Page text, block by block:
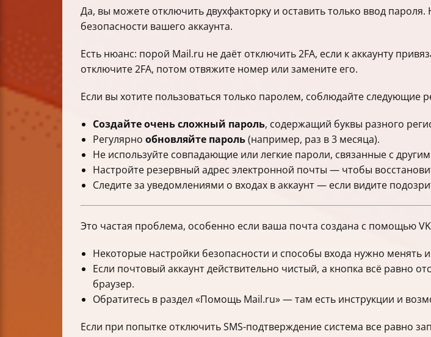
Да, вы можете отключить двухфакторку и оставить только ввод
безопасности вашего аккаунта.
Есть нюанс: порой Mail.ru не даёт отключить 2FA, если к аккаунту
отключите 2FA, потом отвяжите номер или замените его.
Если вы хотите пользоваться только паролем, соблюдайте следующие
Создайте очень сложный пароль, содержащий буквы разного
Регулярно обновляйте пароль(например, раз в 3 месяца).
Не используйте совпадающие или легкие пароли, связанные с
Настройте резервный адрес электронной почты — чтобы
Следите за уведомлениями о входах в аккаунт — если видите
Это частая проблема, особенно если ваша почта создана с помощью VK
Некоторые настройки безопасности и способы входа нужно менять
Если почтовый аккаунт действительно чистый, а кнопка всё равно
браузер.
Обратитесь в раздел «Помощь Mail.ru» — там есть инструкции и
Если при попытке отключить SMS-подтверждение система все равно